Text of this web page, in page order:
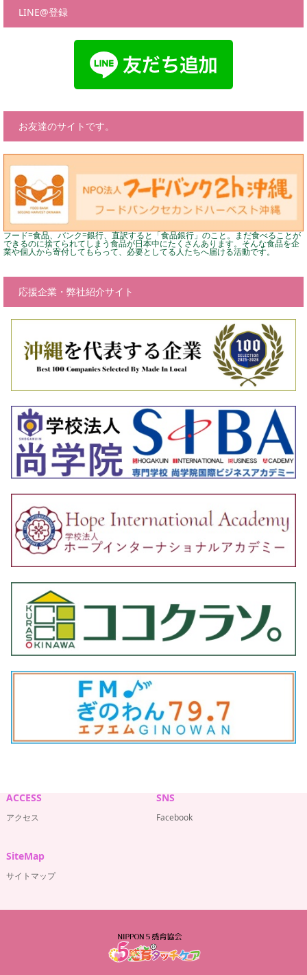
LINE@登録
お友達のサイトです。
フード=食品、バンク=銀行、直訳すると「食品銀行」のこと。まだ食べることが
できるのに捨てられてしまう食品が日本中にたくさんあります。そんな食品を企
業や個人から寄付してもらって、必要としてる人たちへ届ける活動です。
応援企業・弊社紹介サイト
ACCESS
アクセス
SNS
Facebook
SiteMap
サイトマップ